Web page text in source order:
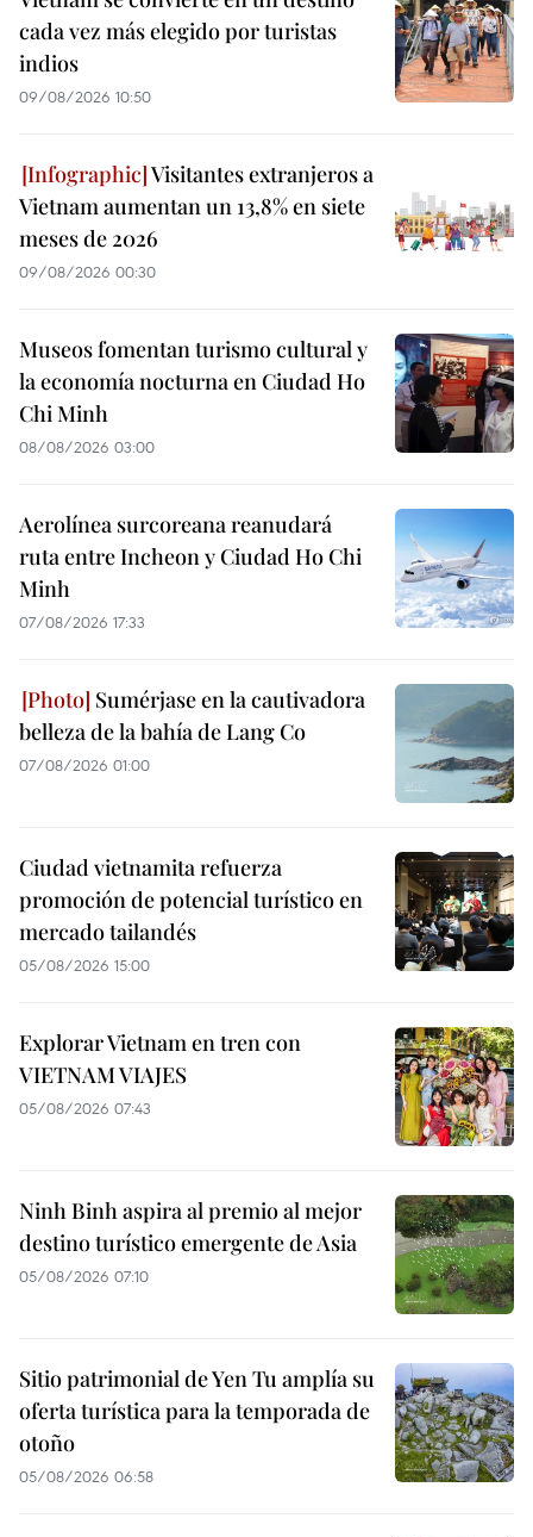
cada vez más elegido por turistas
indios
09/08/2026 10:50
Visitantes extranjeros a
Vietnam aumentan un 13,8% en siete
meses de 2026
09/08/2026 00:30
Museos fomentan turismo cultural y
la economía nocturna en Ciudad Ho
Chi Minh
08/08/2026 03:00
Aerolínea surcoreana reanudará
ruta entre Incheon y Ciudad Ho Chi
Minh
07/08/2026 17:33
Sumérjase en la cautivadora
belleza de la bahía de Lang Co
07/08/2026 01:00
Ciudad vietnamita refuerza
promoción de potencial turístico en
mercado tailandés
05/08/2026 15:00
Explorar Vietnam en tren con
VIETNAM VIAJES
05/08/2026 07:43
Ninh Binh aspira al premio al mejor
destino turístico emergente de Asia
05/08/2026 07:10
Sitio patrimonial de Yen Tu amplía su
oferta turística para la temporada de
otoño
05/08/2026 06:58